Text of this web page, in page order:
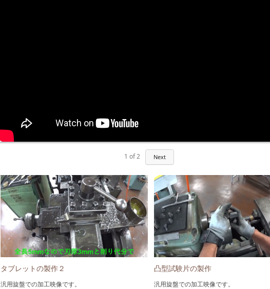
1 of2 Next
タブレットの製作２
汎用旋盤での加工映像です。
凸型試験片の製作
汎用旋盤での加工映像です。